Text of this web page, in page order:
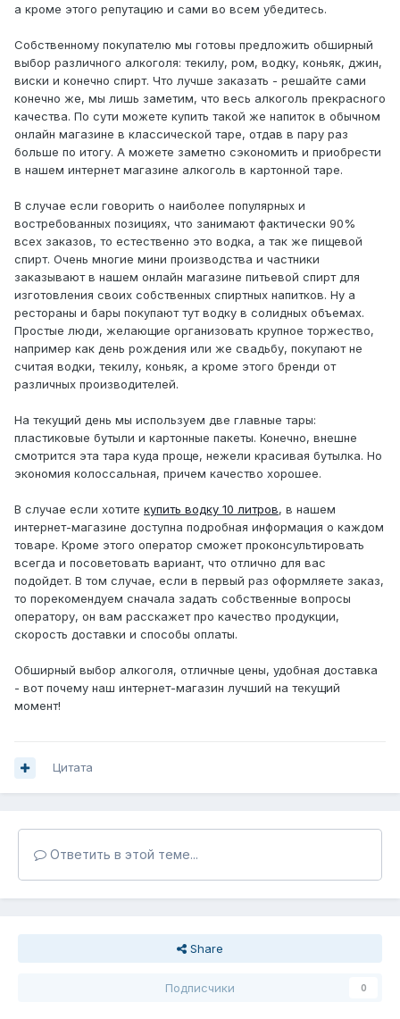
а кроме этого репутацию и сами во всем убедитесь.
Собственному покупателю мы готовы предложить обширный
выбор различного алкоголя: текилу, ром, водку, коньяк, джин,
виски и конечно спирт. Что лучше заказать - решайте сами
конечно же, мы лишь заметим, что весь алкоголь прекрасного
качества. По сути можете купить такой же напиток в обычном
онлайн магазине в классической таре, отдав в пару раз
больше по итогу. А можете заметно сэкономить и приобрести
в нашем интернет магазине алкоголь в картонной таре.
В случае если говорить о наиболее популярных и
востребованных позициях, что занимают фактически 90%
всех заказов, то естественно это водка, а так же пищевой
спирт. Очень многие мини производства и частники
заказывают в нашем онлайн магазине питьевой спирт для
изготовления своих собственных спиртных напитков. Ну а
рестораны и бары покупают тут водку в солидных объемах.
Простые люди, желающие организовать крупное торжество,
например как день рождения или же свадьбу, покупают не
считая водки, текилу, коньяк, а кроме этого бренди от
различных производителей.
На текущий день мы используем две главные тары:
пластиковые бутыли и картонные пакеты. Конечно, внешне
смотрится эта тара куда проще, нежели красивая бутылка. Но
экономия колоссальная, причем качество хорошее.
В случае если хотите купить водку 10 литров, в нашем
интернет-магазине доступна подробная информация о каждом
товаре. Кроме этого оператор сможет проконсультировать
всегда и посоветовать вариант, что отлично для вас
подойдет. В том случае, если в первый раз оформляете заказ,
то порекомендуем сначала задать собственные вопросы
оператору, он вам расскажет про качество продукции,
скорость доставки и способы оплаты.
Обширный выбор алкоголя, отличные цены, удобная доставка
- вот почему наш интернет-магазин лучший на текущий
момент!
Цитата
Ответить в этой теме...
Share
Подписчики 0